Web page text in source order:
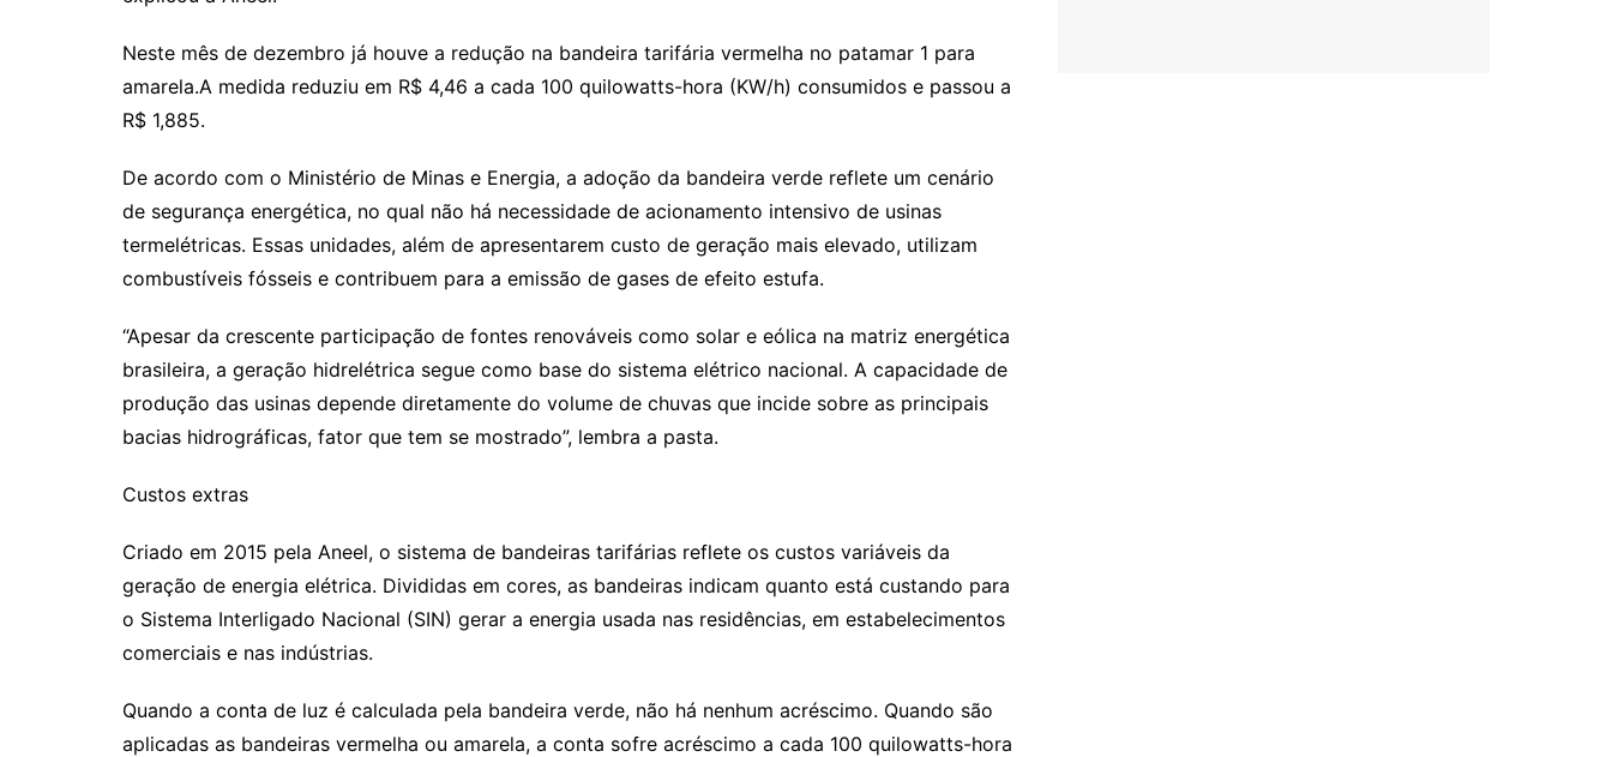
Neste mês de dezembro já houve a redução na bandeira tarifária vermelha no patamar 1 para
amarela.A medida reduziu em R$ 4,46 a cada 100 quilowatts-hora (KW/h) consumidos e passou a
R$ 1,885.
De acordo com o Ministério de Minas e Energia, a adoção da bandeira verde reflete um cenário
de segurança energética, no qual não há necessidade de acionamento intensivo de usinas
termelétricas. Essas unidades, além de apresentarem custo de geração mais elevado, utilizam
combustíveis fósseis e contribuem para a emissão de gases de efeito estufa.
“Apesar da crescente participação de fontes renováveis como solar e eólica na matriz energética
brasileira, a geração hidrelétrica segue como base do sistema elétrico nacional. A capacidade de
produção das usinas depende diretamente do volume de chuvas que incide sobre as principais
bacias hidrográficas, fator que tem se mostrado”, lembra a pasta.
Custos extras
Criado em 2015 pela Aneel, o sistema de bandeiras tarifárias reflete os custos variáveis da
geração de energia elétrica. Divididas em cores, as bandeiras indicam quanto está custando para
o Sistema Interligado Nacional (SIN) gerar a energia usada nas residências, em estabelecimentos
comerciais e nas indústrias.
Quando a conta de luz é calculada pela bandeira verde, não há nenhum acréscimo. Quando são
aplicadas as bandeiras vermelha ou amarela, a conta sofre acréscimo a cada 100 quilowatts-hora